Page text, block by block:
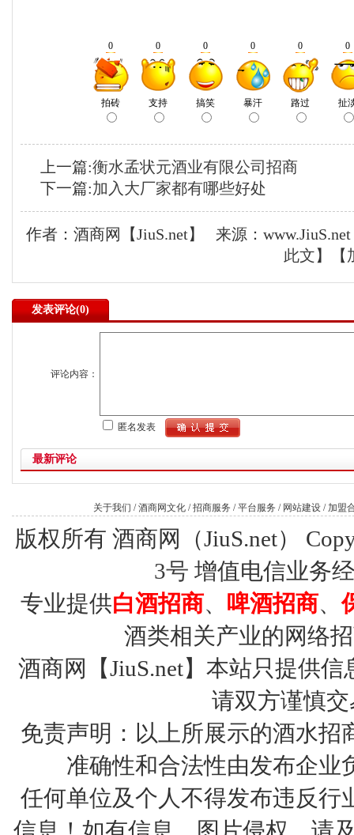
上一篇:衡水孟状元酒业有限公司招商
下一篇:加入大厂家都有哪些好处
作者：酒商网【JiuS.net】 来源：
此文】【
发表评论(0)
评论内容：
匿名发表
最新评论
关于我们 /酒商网文化 /招商服务 /平台服务 / 网站建设 /加盟
版权所有 酒商网（JiuS.net）
3号 增值电信业务
专业提供白酒招商、 啤酒招商、
酒类相关产业的网络
酒商网【JiuS.net】本站只提供
请双方谨慎
免责声明：以上所展示的酒水
准确性和合法性由发布企业
任何单位及个人不得发布违反行